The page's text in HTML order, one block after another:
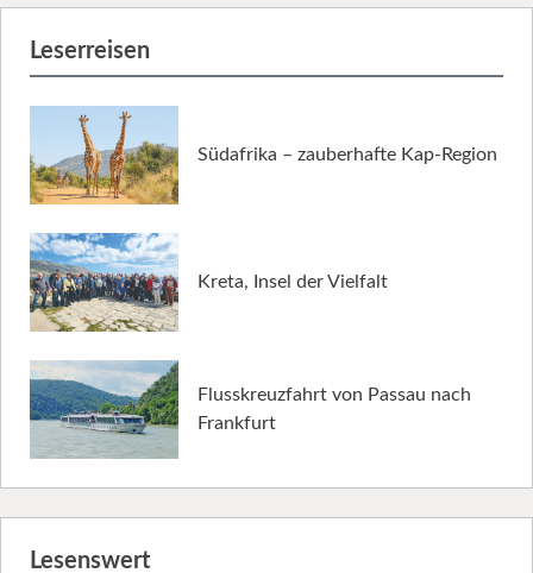
Leserreisen
Südafrika – zauberhafte Kap-Region
Kreta, Insel der Vielfalt
Flusskreuzfahrt von Passau nach
Frankfurt
Lesenswert